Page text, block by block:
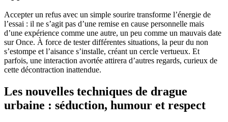
Accepter un refus avec un simple sourire transforme l’énergie de
l’essai : il ne s’agit pas d’une remise en cause personnelle mais
d’une expérience comme une autre, un peu comme un mauvais date
sur Once. À force de tester différentes situations, la peur du non
s’estompe et l’aisance s’installe, créant un cercle vertueux. Et
parfois, une interaction avortée attirera d’autres regards, curieux de
cette décontraction inattendue.
Les nouvelles techniques de drague
urbaine : séduction, humour et respect